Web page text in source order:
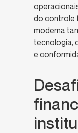
do controle
moderna
tecnologia,
e